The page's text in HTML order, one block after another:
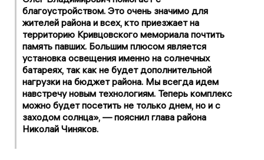
благоустройством. Это очень значимо для
жителей района и всех, кто приезжает на
территорию Кривцовского мемориала почтить
память павших. Большим плюсом является
установка освещения именно на солнечных
батареях, так как не будет дополнительной
нагрузки на бюджет района. Мы всегда идем
навстречу новым технологиям. Теперь комплекс
можно будет посетить не только днем, но и с
заходом солнца», — пояснил глава района
Николай Чиняков.